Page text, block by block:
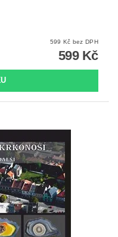
599 Kč bez DPH
599 Kč